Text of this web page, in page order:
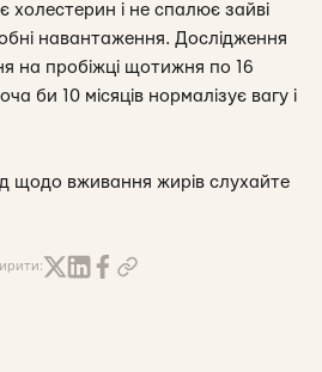
холестерин і не спалює зайві
навантаження. Дослідження
на пробіжці щотижня по 16
би 10 місяців нормалізує вагу і
щодо вживання жирів слухайте